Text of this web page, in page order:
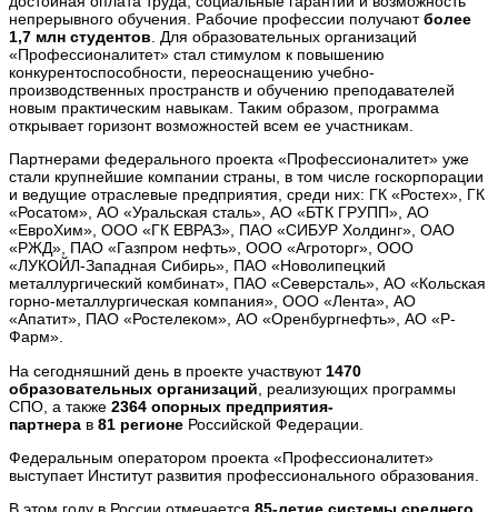
непрерывного обучения. Рабочие профессии получаютболее
1,7 млн студентов. Для образовательных организаций
«Профессионалитет» стал стимулом к повышению
конкурентоспособности, переоснащению учебно-
производственных пространств и обучению преподавателей
новым практическим навыкам. Таким образом, программа
открывает горизонт возможностей всем ее участникам.
Партнерами федерального проекта «Профессионалитет» уже
стали крупнейшие компании страны, в том числе госкорпорации
и ведущие отраслевые предприятия, среди них: ГК «Ростех», ГК
«Росатом», АО «Уральская сталь», АО «БТК ГРУПП», АО
«ЕвроХим», ООО «ГК ЕВРАЗ», ПАО «СИБУР Холдинг», ОАО
«РЖД», ПАО «Газпром нефть», ООО «Агроторг», ООО
«ЛУКОЙЛ-Западная Сибирь», ПАО «Новолипецкий
металлургический комбинат», ПАО «Северсталь», АО «Кольская
горно-металлургическая компания», ООО «Лента», АО
«Апатит», ПАО «Ростелеком», АО «Оренбургнефть», АО «Р-
Фарм».
На сегодняшний день в проекте участвуют 1470
образовательных организаций , реализующих программы
СПО, а также 2364 опорных предприятия-
партнера в 81 регионе Российской Федерации.
Федеральным оператором проекта «Профессионалитет»
выступает Институт развития профессионального образования.
В этом году в России отмечается 85-летие системы среднего